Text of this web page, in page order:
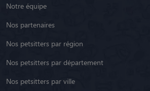
Notre équipe
Nos partenaires
Nos petsitters par région
Nos petsitters par département
Nos petsitters par ville